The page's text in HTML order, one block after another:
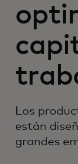
Los
están
grandes